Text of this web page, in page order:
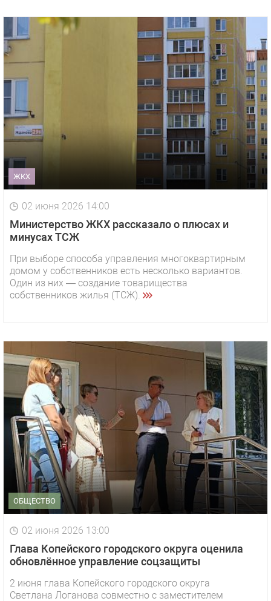
ЖКХ
02 июня 2026 14:00
Министерство ЖКХ рассказало о плюсах и
минусах ТСЖ
При выборе способа управления многоквартирным
домом у собственников есть несколько вариантов.
Один из них — создание товарищества
собственников жилья (ТСЖ).
ОБЩЕСТВО
02 июня 2026 13:00
Глава Копейского городского округа оценила
обновлённое управление соцзащиты
2 июня глава Копейского городского округа
Светлана Логанова совместно с заместителем